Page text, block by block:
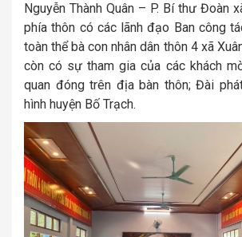
Nguyễn Thành Quân – P. Bí thư Đoàn
phía thôn có các lãnh đạo Ban công
toàn thể bà con nhân dân thôn 4 xã
còn có sự tham gia của các khách
quan đóng trên địa bàn thôn; Đài
hình huyện Bố Trạch.